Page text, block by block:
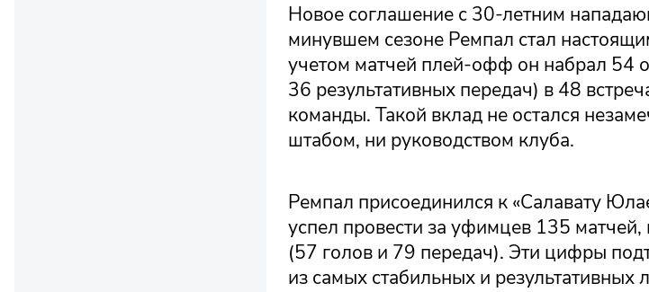
Новое соглашение с 30-летним
минувшем сезоне Ремпал стал
учетом матчей плей-офф он набрал 54
36 результативных передач) в 48
команды. Такой вклад не остался
штабом, ни руководством клуба.
Ремпал присоединился к «Салавату
успел провести за уфимцев 135
(57 голов и 79 передач). Эти цифры
из самых стабильных и результативных